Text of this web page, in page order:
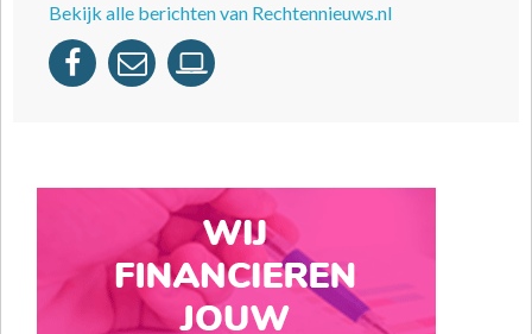
Bekijk alle berichten van Rechtennieuws.nl